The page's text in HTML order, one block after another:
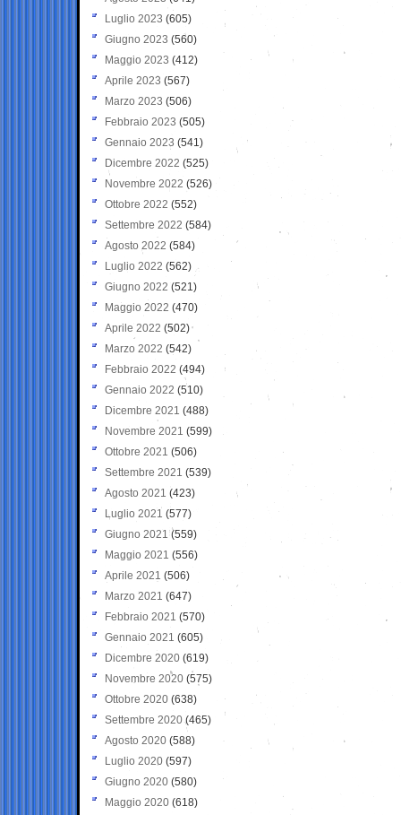
Luglio 2023 (605)
Giugno 2023 (560)
Maggio 2023 (412)
Aprile 2023 (567)
Marzo 2023 (506)
Febbraio 2023 (505)
Gennaio 2023 (541)
Dicembre 2022 (525)
Novembre 2022 (526)
Ottobre 2022 (552)
Settembre 2022 (584)
Agosto 2022 (584)
Luglio 2022 (562)
Giugno 2022 (521)
Maggio 2022 (470)
Aprile 2022 (502)
Marzo 2022 (542)
Febbraio 2022 (494)
Gennaio 2022 (510)
Dicembre 2021 (488)
Novembre 2021 (599)
Ottobre 2021 (506)
Settembre 2021 (539)
Agosto 2021 (423)
Luglio 2021 (577)
Giugno 2021(559)
Maggio 2021 (556)
Aprile 2021 (506)
Marzo 2021 (647)
Febbraio 2021 (570)
Gennaio 2021 (605)
Dicembre 2020 (619)
Novembre 2020 (575)
Ottobre 2020 (638)
Settembre 2020(465)
Agosto 2020 (588)
Luglio 2020 (597)
Giugno 2020 (580)
Maggio 2020 (618)